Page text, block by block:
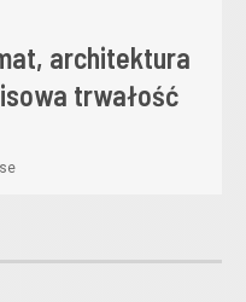
architektura
trwałość